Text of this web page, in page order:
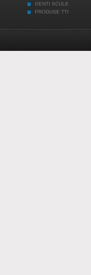
GENTI SCULE
PRODUSE TTI